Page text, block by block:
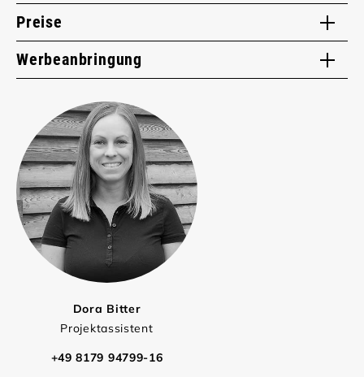
Preise
Werbeanbringung
Dora Bitter
Projektassistent
+49 8179 94799-16